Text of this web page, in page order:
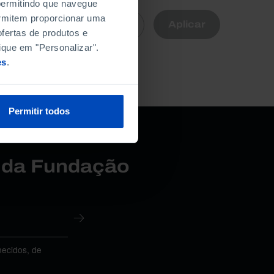
que navegue
proporcionar uma
de produtos e
em "Personalizar".
.
Permitir todos
Limpar
Fundação
de